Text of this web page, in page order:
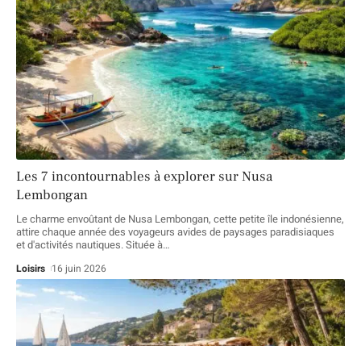
Les 7 incontournables à explorer sur Nusa
Lembongan
Le charme envoûtant de Nusa Lembongan, cette petite île indonésienne,
attire chaque année des voyageurs avides de paysages paradisiaques
et d'activités nautiques. Située à…
Loisirs 16 juin 2026